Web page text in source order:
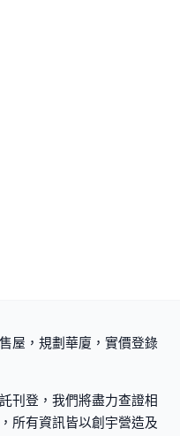
屋，規劃華廈，實價登錄
刊登，我們將盡力查證相
所有資訊皆以創宇營造及